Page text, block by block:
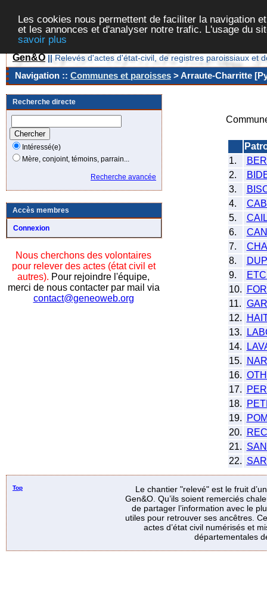
Les cookies nous permettent de faciliter la navigation
et les annonces et d'analyser notre trafic. L'usage du
savoir plus
Gen&O || Relevés d'actes d'état-civil, de registres paroissiaux et
Navigation :: Communes et paroisses > Arraute-Charritte
Recherche directe
Intéressé(e)
Mère, conjoint, témoins, parrain...
Recherche avancée
Accès membres
Connexion
Nous cherchons des volontaires
pour relever des actes (état civil et
autres). Pour rejoindre l'équipe,
merci de nous contacter par mail via
contact@geneoweb.org
1.
2.
3.
4.
5.
6.
7.
8.
9.
10.
11.
12.
13.
14.
15.
16.
17.
18.
19.
20.
21.
22.
Top
Le chantier "relevé" est le fruit
Gen&O. Qu’ils soient remerciés
de partager l’information avec le
utiles pour retrouver ses ancêtres.
actes d’état civil numérisés et
départementales